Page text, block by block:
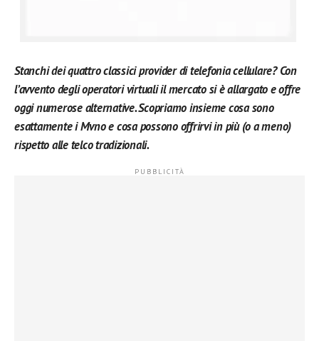
Stanchi dei quattro classici provider di telefonia cellulare? Con
l’avvento degli operatori virtuali il mercato si è allargato e offre
oggi numerose alternative. Scopriamo insieme cosa sono
esattamente i Mvno e cosa possono offrirvi in più (o a meno)
rispetto alle telco tradizionali.